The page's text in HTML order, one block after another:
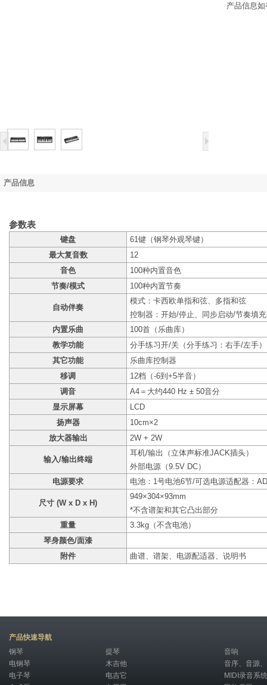
产品信息
产品信息
参数表
键盘
61键（钢琴外观琴键）
最大复音数
12
音色
100种内置音色
节奏/模式
100种内置节奏
自动伴奏
模式：卡西欧单指和弦、多指和弦
控制器：开始/停止、同步启动/节奏填充
内置乐曲
100首（乐曲库）
教学功能
分手练习开/关（分手练习：右手/左手）
其它功能
乐曲库控制器
移调
12档（-6到+5半音）
调音
A4＝大约440 Hz ± 50音分
显示屏幕
LCD
扬声器
10cm×2
放大器输出
2W + 2W
输入/输出终端
耳机/输出（立体声标准JACK插头）
外部电源（9.5V DC）
电源要求
电池：1号电池6节/可选电源适配器：
尺寸 (W x D x H)
949×304×93mm
*不含谱架和其它凸出部分
重量
3.3kg（不含电池）
琴身颜色/面漆
附件
曲谱、谱架、电源配适器、说明书
产品快速导航
钢琴
电钢琴
电子琴
提琴
木吉他
电吉它
音响
音序、音源
MIDI录音系统